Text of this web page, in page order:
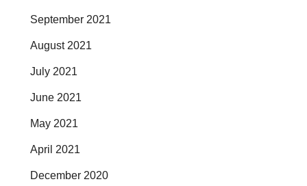
September 2021
August 2021
July 2021
June 2021
May 2021
April 2021
December 2020